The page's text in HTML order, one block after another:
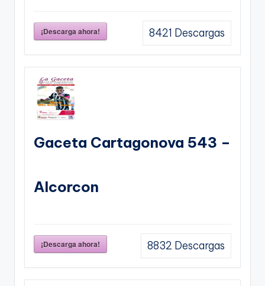
¡Descarga ahora! 8421 Descargas
Gaceta Cartagonova 543 –
Alcorcon
¡Descarga ahora! 8832 Descargas